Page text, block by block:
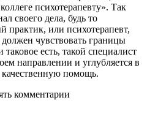
психотерапевту». Так
своего дела, будь то
практик, или психотерапевт,
чувствовать границы
есть, такой специалист
направлении и углубляется в
качественную помощь.
комментарии